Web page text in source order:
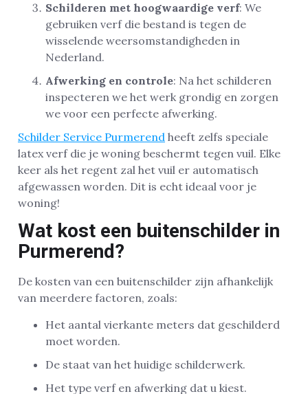
Schilderen met hoogwaardige verf: We
gebruiken verf die bestand is tegen de
wisselende weersomstandigheden in
Nederland.
Afwerking en controle: Na het schilderen
inspecteren we het werk grondig en zorgen
we voor een perfecte afwerking.
Schilder Service Purmerend heeft zelfs speciale
latex verf die je woning beschermt tegen vuil. Elke
keer als het regent zal het vuil er automatisch
afgewassen worden. Dit is echt ideaal voor je
woning!
Wat kost een buitenschilder in
Purmerend?
De kosten van een buitenschilder zijn afhankelijk
van meerdere factoren, zoals:
Het aantal vierkante meters dat geschilderd
moet worden.
De staat van het huidige schilderwerk.
Het type verf en afwerking dat u kiest.